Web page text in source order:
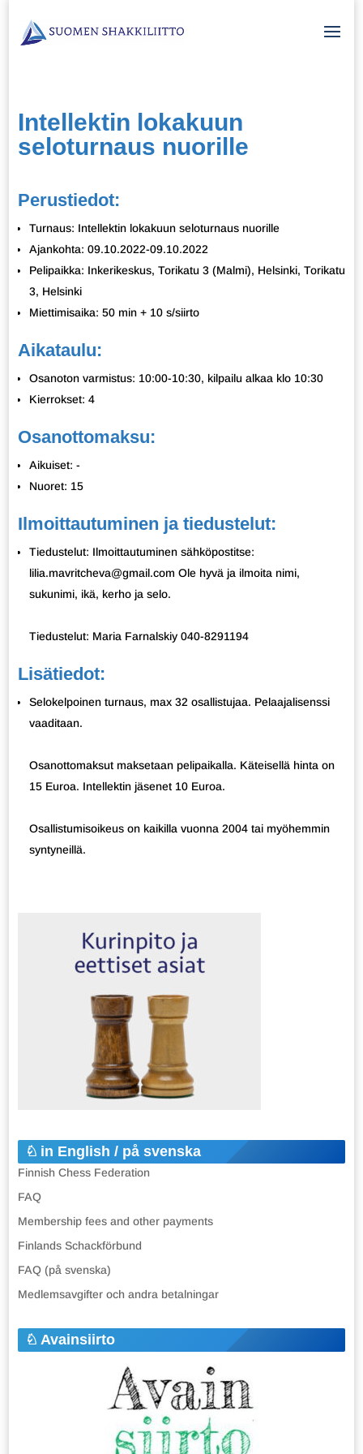
Intellektin lokakuun
seloturnaus nuorille
Perustiedot:
Turnaus: Intellektin lokakuun seloturnaus nuorille
Ajankohta: 09.10.2022-09.10.2022
Pelipaikka: Inkerikeskus, Torikatu 3 (Malmi), Helsinki, Torikatu
3, Helsinki
Miettimisaika: 50 min + 10 s/siirto
Aikataulu:
Osanoton varmistus: 10:00-10:30, kilpailu alkaa klo 10:30
Kierrokset: 4
Osanottomaksu:
Aikuiset: -
Nuoret: 15
Ilmoittautuminen ja tiedustelut:
Tiedustelut: Ilmoittautuminen sähköpostitse:
lilia.mavritcheva@gmail.com Ole hyvä ja ilmoita nimi,
sukunimi, ikä, kerho ja selo.
Tiedustelut: Maria Farnalskiy 040-8291194
Lisätiedot:
Selokelpoinen turnaus, max 32 osallistujaa. Pelaajalisenssi
vaaditaan.
Osanottomaksut maksetaan pelipaikalla. Käteisellä hinta on
15 Euroa. Intellektin jäsenet 10 Euroa.
Osallistumisoikeus on kaikilla vuonna 2004 tai myöhemmin
syntyneillä.
in English / på svenska
Finnish Chess Federation
FAQ
Membership fees and other payments
Finlands Schackförbund
FAQ (på svenska)
Medlemsavgifter och andra betalningar
Avainsiirto